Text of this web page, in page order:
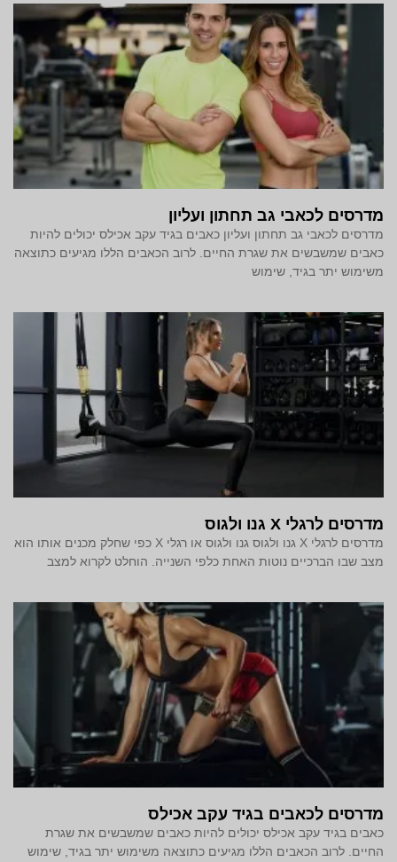
מדרסים לכאבי גב תחתון ועליון
מדרסים לכאבי גב תחתון ועליון כאבים בגיד עקב אכילס יכולים להיות
כאבים שמשבשים את שגרת החיים. לרוב הכאבים הללו מגיעים כתוצאה
משימוש יתר בגיד, שימוש
מדרסים לרגלי X גנו ולגוס
מדרסים לרגלי X גנו ולגוס גנו ולגוס או רגלי X כפי שחלק מכנים אותו הוא
מצב שבו הברכיים נוטות האחת כלפי השנייה. הוחלט לקרוא למצב
מדרסים לכאבים בגיד עקב אכילס
כאבים בגיד עקב אכילס יכולים להיות כאבים שמשבשים את שגרת
החיים. לרוב הכאבים הללו מגיעים כתוצאה משימוש יתר בגיד, שימוש